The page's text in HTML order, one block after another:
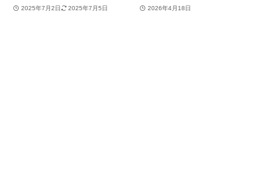
2025年7月2日 2025年7月5日 2026年4月18日